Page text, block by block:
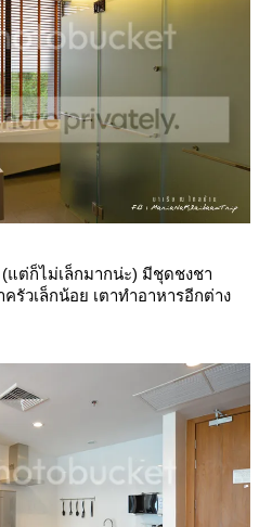
ต่ก็ไม่เล็กมากน่ะ) มีชุดชงชา
รัวเล็กน้อย เตาทำอาหารอีกต่าง